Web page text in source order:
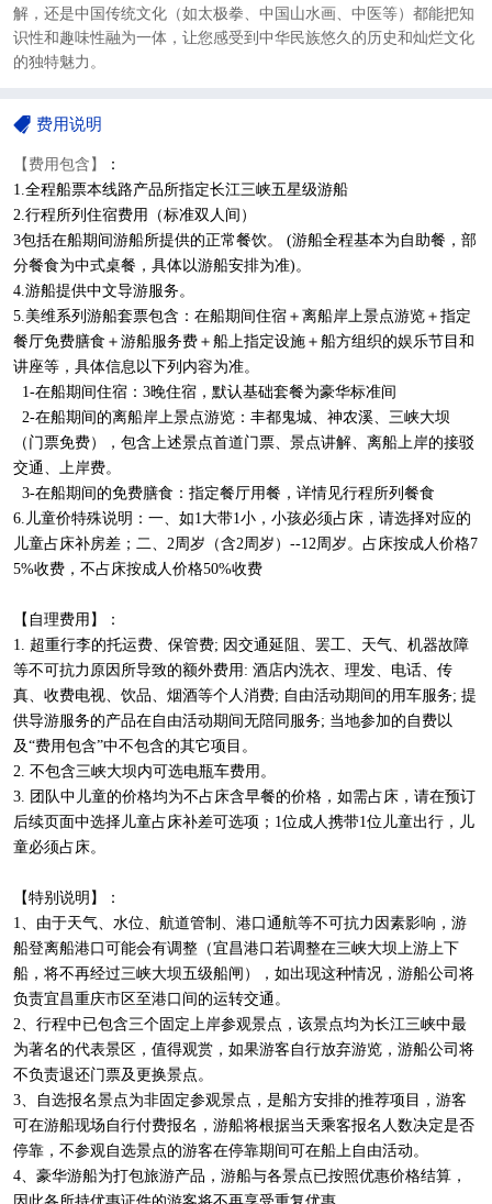
解，还是中国传统文化（如太极拳、中国山水画、中医等）都能把知
识性和趣味性融为一体，让您感受到中华民族悠久的历史和灿烂文化
的独特魅力。
费用说明
【费用包含】
：
1.全程船票本线路产品所指定长江三峡五星级游船
2.行程所列住宿费用（标准双人间 ）
3包括在船期间游船所提供的正常餐饮。 (游船全程基本为自助餐，部
分餐食为中式桌餐，具体以游船安排为准)。
4.游船提供中文导游服务。
5.美维系列游船套票包含：在船期间住宿＋离船岸上景点游览＋指定
餐厅免费膳食＋游船服务费＋船上指定设施＋船方组织的娱乐节目和
讲座等，具体信息以下列内容为准。
1-在船期间住宿：3晚住宿，默认基础套餐为豪华标准间
2-在船期间的离船岸上景点游览：丰都鬼城、 神农溪、 三峡大坝
（门票免费），包含上述景点首道门票、景点讲解、离船上岸的接驳
交通、上岸费。
3-在船期间的免费膳食：指定餐厅用餐，详情见行程所列餐食
6.儿童价特殊说明：一、如1大带1小，小孩必须占床，请选择对应的
儿童占床补房差；二、2周岁（含2周岁）--12周岁。占床按成人价格7
5%收费，不占床按成人价格50%收费
【自理费用】：
1. 超重行李的托运费、保管费; 因交通延阻、罢工、天气、机器故障
等不可抗力原因所导致的额外费用: 酒店内洗衣、理发、电话、传
真、收费电视、饮品、烟酒等个人消费; 自由活动期间的用车服务; 提
供导游服务的产品在自由活动期间无陪同服务; 当地参加的自费以
及“费用包含”中不包含的其它项目。
2. 不包含三峡大坝内可选电瓶车费用。
3. 团队中儿童的价格均为不占床含早餐的价格，如需占床，请在预订
后续页面中选择儿童占床补差可选项；1位成人携带1位儿童出行，儿
童必须占床。
【特别说明】：
1、由于天气、水位、航道管制、港口通航等不可抗力因素影响，游
船登离船港口可能会有调整（宜昌港口若调整在三峡大坝上游上下
船，将不再经过三峡大坝五级船闸），如出现这种情况，游船公司将
负责宜昌重庆市区至港口间的运转交通。
2、行程中已包含三个固定上岸参观景点，该景点均为长江三峡中最
为著名的代表景区，值得观赏，如果游客自行放弃游览，游船公司将
不负责退还门票及更换景点。
3、自选报名景点为非固定参观景点，是船方安排的推荐项目，游客
可在游船现场自行付费报名，游船将根据当天乘客报名人数决定是否
停靠，不参观自选景点的游客在停靠期间可在船上自由活动。
4、豪华游船为打包旅游产品，游船与各景点已按照优惠价格结算，